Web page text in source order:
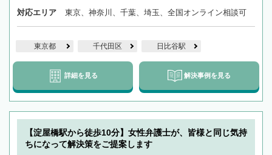
対応エリア 東京、神奈川、千葉、埼玉、全国オンライン相談可
東京都 千代田区 日比谷駅
詳細を見る 解決事例を見る
【淀屋橋駅から徒歩10分】女性弁護士が、皆様と同じ気持
ちになって解決策をご提案します